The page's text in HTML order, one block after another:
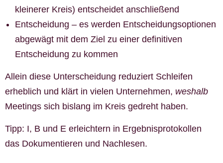
kleinerer Kreis) entscheidet anschließend
Entscheidung – es werden Entscheidungsoptionen
abgewägt mit dem Ziel zu einer definitiven
Entscheidung zu kommen
Allein diese Unterscheidung reduziert Schleifen
erheblich und klärt in vielen Unternehmen, weshalb
Meetings sich bislang im Kreis gedreht haben.
Tipp: I, B und E erleichtern in Ergebnisprotokollen
das Dokumentieren und Nachlesen.